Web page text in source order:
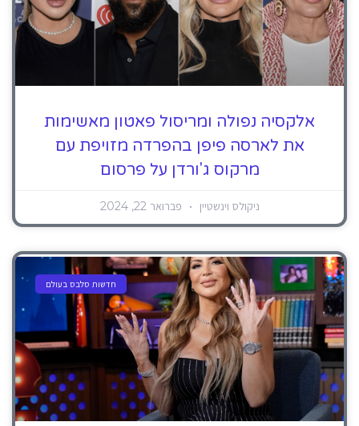
אלקסיה נפולה ומריסול פאטון מאשימות
את לארסה פיפן בהפרדה מזויפת עם
מרקוס ג'ורדן על פרסום
ניקולס וינשטיין פברואר 22, 2024
חדשות סלבס בעולם